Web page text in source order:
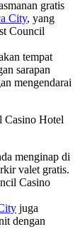
gratis
City, yang
Council
tempat
sarapan
mengendarai
Casino Hotel
menginap di
valet gratis.
Casino
juga
dengan